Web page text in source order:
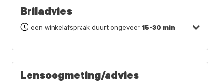
Briladvies
een winkelafspraak duurt ongeveer 15-30 min
Lensoogmeting/advies